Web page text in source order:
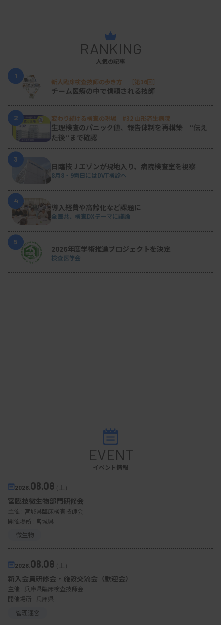
阿蘇で初めてハンズオンセミナーを開いた（提供写真）
コロナ禍でハンズオンセミナーが開けない時期に、
オンライン会議システムを使ったウェブ研修会も始
めた。現在、毎月第3週月曜日の午後5時から1時間
の開催とし、時には他県の小児循環器内科医や心臓
血管外科医も参加する。参加費は無料で、毎回、県
内を中心に50程度の施設が参加するという。
ウェブ研修会は、超音波専門医によるミニレクチャ
ーの後、参加者が投票機能を使って回答する症例問
題を行う流れ。回答の集計結果を見ながら全員でデ
ィスカッションする。
前述のトレースラインの問題は、ミーティング係を
務める中央検査部の神力るみ氏（超音波検査士）が
出題した。神力氏は、「わずかな違いに皆さん、悩
んだんに使い、エコーの撮り方や評価の仕方などを
分かりやすく解説した内容となっている。県内40以
上の施設に無料で配布した。
RANKING
人気の記事
1
新人臨床検査技師の歩き方 ［第16回］
チーム医療の中で信頼される技師
2 変わり続ける検査の現場 #32 山形済生病院
生理検査のパニック値、報告体制を再構築 “伝え
た後”まで確認
3
日臨技リエゾンが現地入り、病院検査室を視察
8月8・9両日にはDVT検診へ
4
導入経費や高齢化など課題に
全医共、検査DXテーマに議論
5
2026年度学術推進プロジェクトを決定
検査医学会
EVENT
イベント情報
2026. 08.08（土）
宮臨技微生物部門研修会
主催 : 宮城県臨床検査技師会
開催場所 : 宮城県
微生物
2026. 08.08（土）
新入会員研修会・施設交流会（歓迎会）
主催 : 兵庫県臨床検査技師会
開催場所 : 兵庫県
管理運営